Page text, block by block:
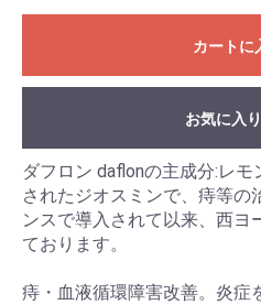
カートに
お気に入
ダフロン daflonの主成分:レ
されたジオスミンで、痔等の
ンスで導入されて以来、西ヨ
ております。
痔・血液循環障害改善。炎症